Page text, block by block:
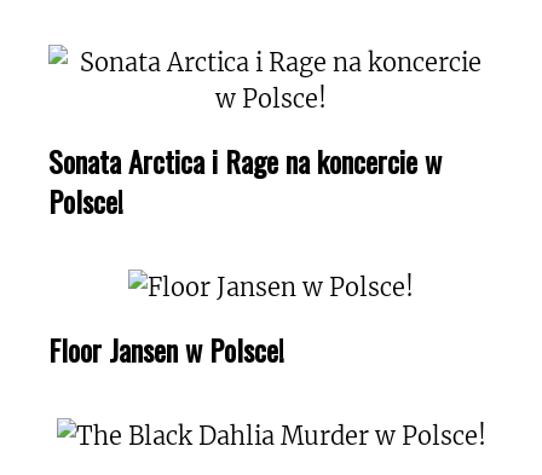
Sonata Arctica i Rage na koncercie w
Polsce!
Floor Jansen w Polsce!